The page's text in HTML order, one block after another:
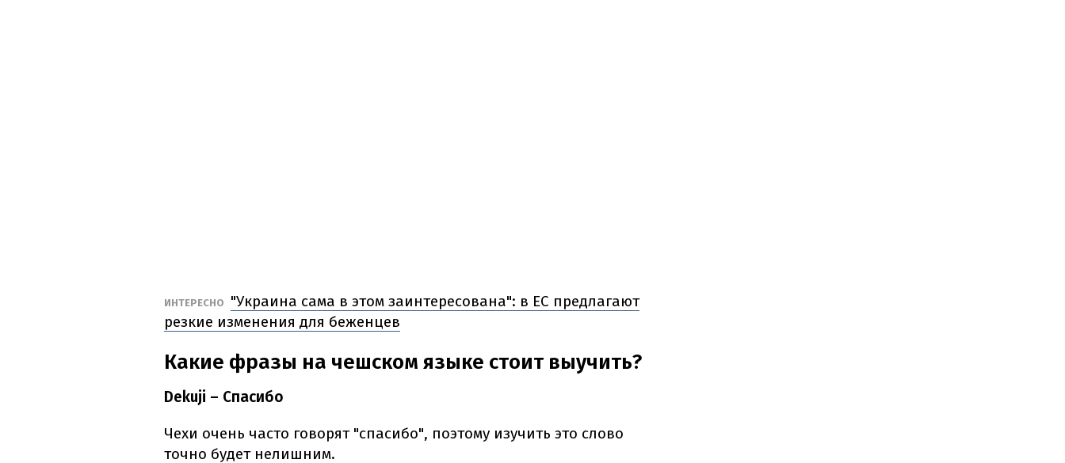
ИНТЕРЕСНО
"Украина сама в этом заинтересована": в ЕС предлагают
резкие изменения для беженцев
Какие фразы на чешском языке стоит выучить?
Dekuji – Спасибо
Чехи очень часто говорят "спасибо", поэтому изучить это слово
точно будет нелишним.